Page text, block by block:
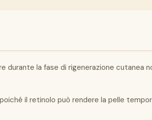
la fase di rigenerazione cutanea
il retinolo può rendere la pelle